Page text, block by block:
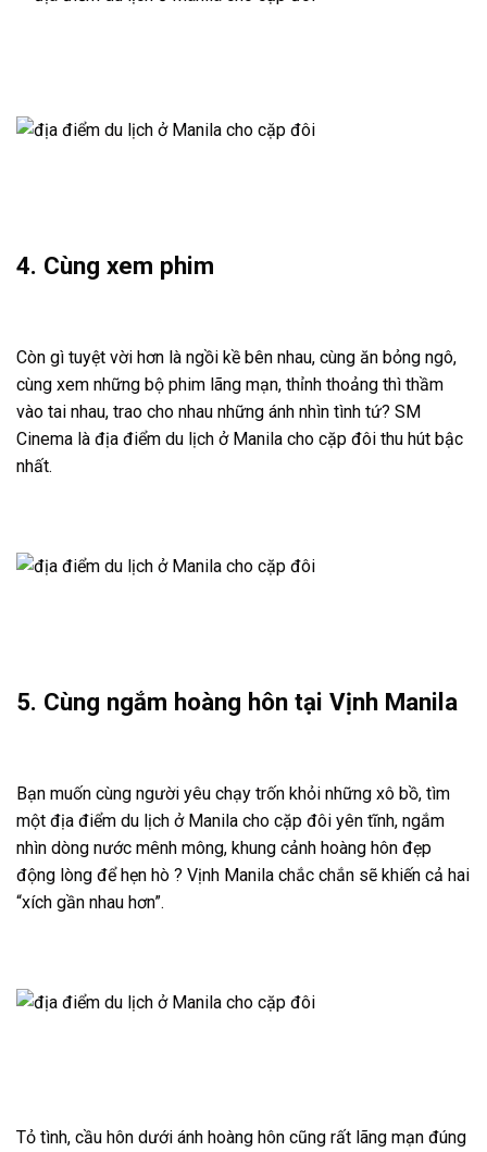
4. Cùng xem phim
Còn gì tuyệt vời hơn là ngồi kề bên nhau, cùng ăn bỏng ngô,
cùng xem những bộ phim lãng mạn, thỉnh thoảng thì thầm
vào tai nhau, trao cho nhau những ánh nhìn tình tứ? SM
Cinema là địa điểm du lịch ở Manila cho cặp đôi thu hút bậc
nhất.
5. Cùng ngắm hoàng hôn tại Vịnh Manila
Bạn muốn cùng người yêu chạy trốn khỏi những xô bồ, tìm
một địa điểm du lịch ở Manila cho cặp đôi yên tĩnh, ngắm
nhìn dòng nước mênh mông, khung cảnh hoàng hôn đẹp
động lòng để hẹn hò ? Vịnh Manila chắc chắn sẽ khiến cả hai
“xích gần nhau hơn”.
Tỏ tình, cầu hôn dưới ánh hoàng hôn cũng rất lãng mạn đúng